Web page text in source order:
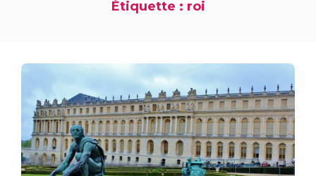
Étiquette : roi